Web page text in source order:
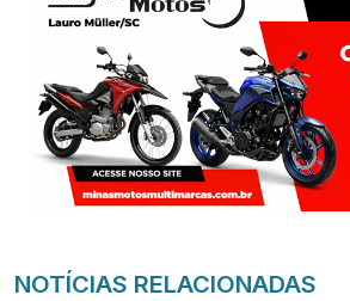
NOTÍCIAS RELACIONADAS